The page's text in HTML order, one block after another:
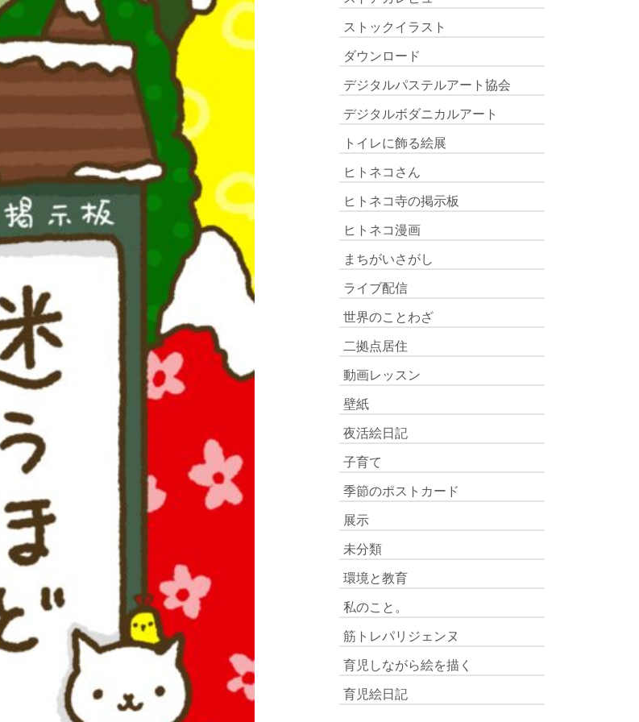
ストックイラスト
ダウンロード
デジタルパステルアート協会
デジタルボダニカルアート
トイレに飾る絵展
ヒトネコさん
ヒトネコ寺の掲示板
ヒトネコ漫画
まちがいさがし
ライブ配信
世界のことわざ
二拠点居住
動画レッスン
壁紙
夜活絵日記
子育て
季節のポストカード
展示
未分類
環境と教育
私のこと。
筋トレパリジェンヌ
育児しながら絵を描く
育児絵日記